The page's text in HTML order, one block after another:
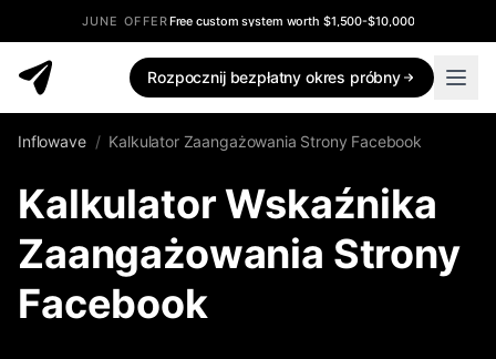
JUNE OFFERFree custom system worth $1,500-$10,000
Rozpocznij bezpłatny okres próbny
Inflowave / Kalkulator Zaangażowania Strony Facebook
Kalkulator Wskaźnika
Zaangażowania Strony
Facebook